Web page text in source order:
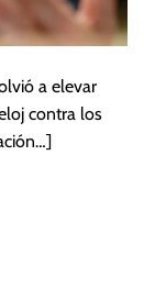
a elevar
contra los